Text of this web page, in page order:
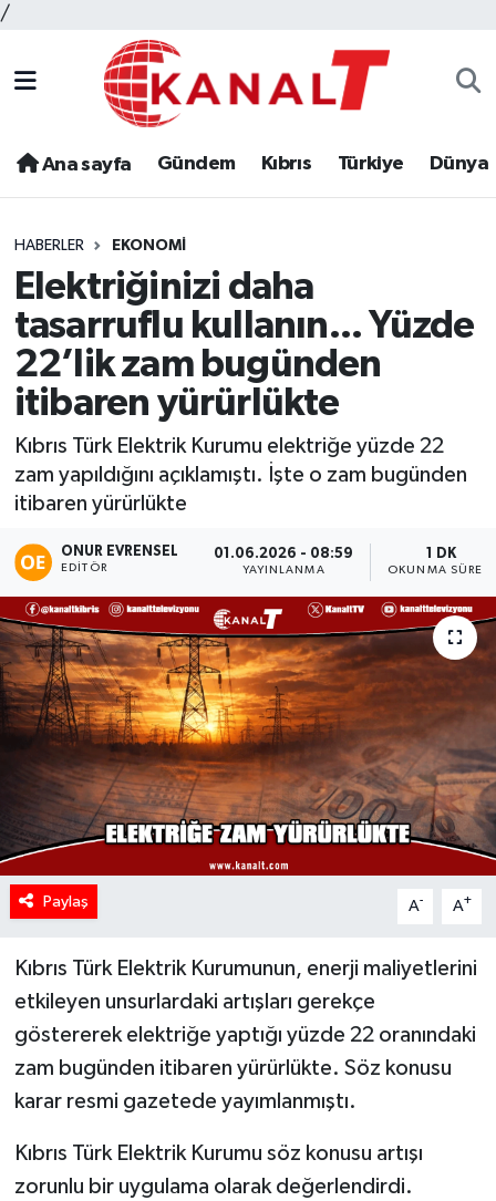
/
Ana sayfa Gündem Kıbrıs Türkiye Dünya
HABERLER EKONOMI
Elektriğinizi daha
tasarruflu kullanın... Yüzde
22’lik zam bugünden
itibaren yürürlükte
Kıbrıs Türk Elektrik Kurumu elektriğe yüzde 22
zam yapıldığını açıklamıştı. İşte o zam bugünden
itibaren yürürlükte
ONUR EVRENSEL
EDITÖR
01.06.2026 - 08:59
YAYINLANMA
1 DK
OKUNMA SÜRESI
Paylaş A- A+
Kıbrıs Türk Elektrik Kurumunun, enerji maliyetlerini
etkileyen unsurlardaki artışları gerekçe
göstererek elektriğe yaptığı yüzde 22 oranındaki
zam bugünden itibaren yürürlükte. Söz konusu
karar resmi gazetede yayımlanmıştı.
Kıbrıs Türk Elektrik Kurumu söz konusu artışı
zorunlu bir uygulama olarak değerlendirdi.